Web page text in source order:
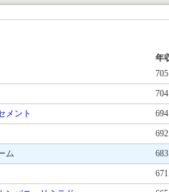
年
メント
ム